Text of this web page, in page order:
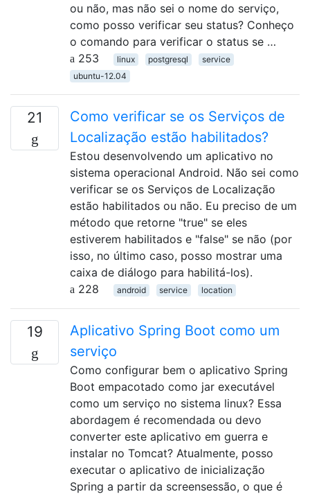
ou não, mas não sei o nome do serviço,
como posso verificar seu status? Conheço
o comando para verificar o status se …
253
linux postgresql
service
ubuntu-12.04
21
Como verificar se os Serviços de
Localização estão habilitados?
Estou desenvolvendo um aplicativo no
sistema operacional Android. Não sei como
verificar se os Serviços de Localização
estão habilitados ou não. Eu preciso de um
método que retorne "true" se eles
estiverem habilitados e "false" se não (por
isso, no último caso, posso mostrar uma
caixa de diálogo para habilitá-los).
228
android service location
19
Aplicativo Spring Boot como um
serviço
Como configurar bem o aplicativo Spring
Boot empacotado como jar executável
como um serviço no sistema linux? Essa
abordagem é recomendada ou devo
converter este aplicativo em guerra e
instalar no Tomcat? Atualmente, posso
executar o aplicativo de inicialização
Spring a partir da screensessão, o que é